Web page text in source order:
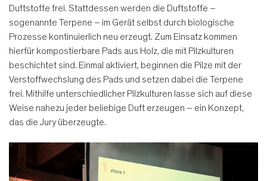
Duftstoffe frei. Stattdessen werden die Duftstoffe –
sogenannte Terpene – im Gerät selbst durch biologische
Prozesse kontinuierlich neu erzeugt. Zum Einsatz kommen
hierfür kompostierbare Pads aus Holz, die mit Pilzkulturen
beschichtet sind. Einmal aktiviert, beginnen die Pilze mit der
Verstoffwechslung des Pads und setzen dabei die Terpene
frei. Mithilfe unterschiedlicher Pilzkulturen lasse sich auf diese
Weise nahezu jeder beliebige Duft erzeugen – ein Konzept,
das die Jury überzeugte.